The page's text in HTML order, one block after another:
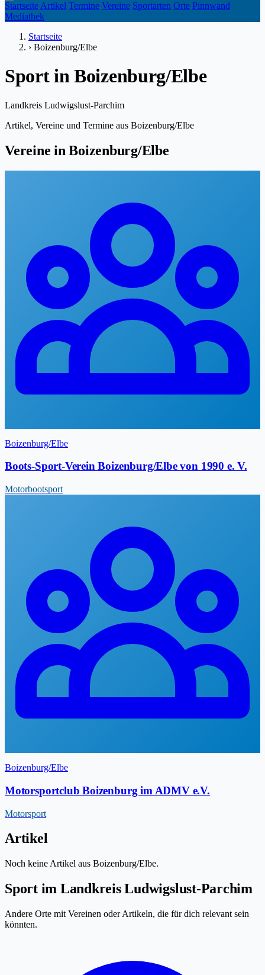
Startseite Artikel Termine Vereine Sportarten Orte Pinnwand
Mediathek
Startseite
› Boizenburg/Elbe
Sport in Boizenburg/Elbe
Landkreis Ludwigslust-Parchim
Artikel, Vereine und Termine aus Boizenburg/Elbe
Vereine in Boizenburg/Elbe
Boizenburg/Elbe
Boots-Sport-Verein Boizenburg/Elbe von 1990 e. V.
Motorbootsport
Boizenburg/Elbe
Motorsportclub Boizenburg im ADMV e.V.
Motorsport
Artikel
Noch keine Artikel aus Boizenburg/Elbe.
Sport im Landkreis Ludwigslust-Parchim
Andere Orte mit Vereinen oder Artikeln, die für dich relevant sein
könnten.